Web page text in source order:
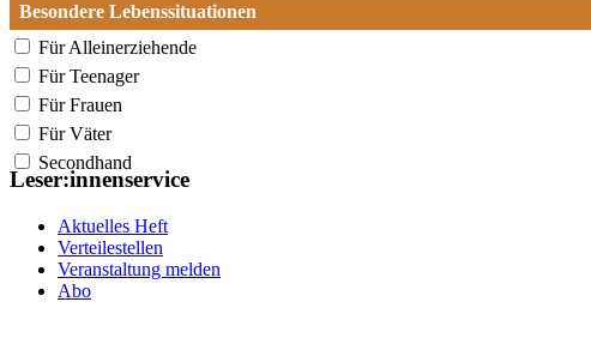
Besondere Lebenssituationen
Für Alleinerziehende
Für Teenager
Für Frauen
Für Väter
Secondhand
Leser:innenservice
Aktuelles Heft
Verteilestellen
Veranstaltung melden
Abo